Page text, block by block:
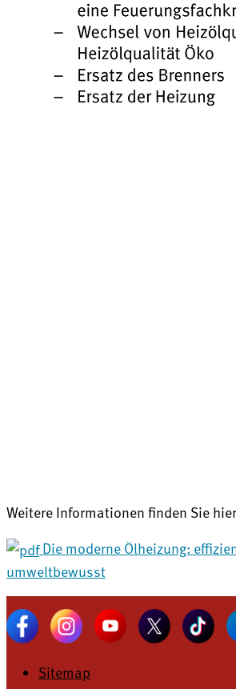
Weitere Informationen finden Sie
Die moderne Ölheizung:
umweltbewusst
Sitemap